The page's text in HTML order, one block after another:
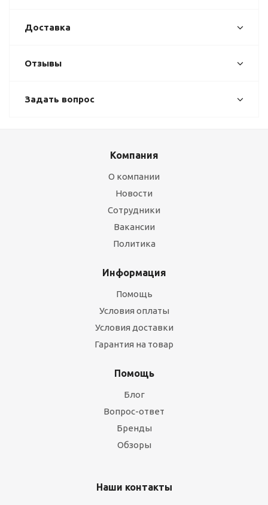
Доставка
Отзывы
Задать вопрос
Компания
О компании
Новости
Сотрудники
Вакансии
Политика
Информация
Помощь
Условия оплаты
Условия доставки
Гарантия на товар
Помощь
Блог
Вопрос-ответ
Бренды
Обзоры
Наши контакты